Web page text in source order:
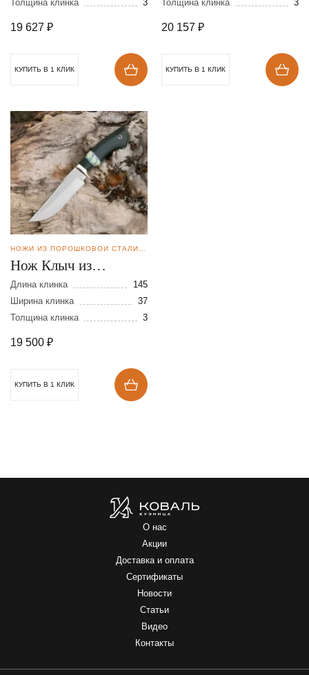
Толщина клинка
3
19 627 ₽
КУПИТЬ В 1 КЛИК
Толщина клинка
3
20 157 ₽
КУПИТЬ В 1 КЛИК
Нож Клыч из
порошковой стали
М-398
Длина клинка
145
Ширина клинка
37
Толщина клинка
3
19 500 ₽
КУПИТЬ В 1 КЛИК
О нас
Акции
Доставка и оплата
Сертификаты
Новости
Статьи
Видео
Контакты